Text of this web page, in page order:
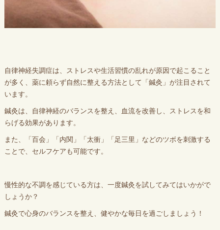
自律神経失調症は、ストレスや生活習慣の乱れが原因で起こること
が多く、薬に頼らず自然に整える方法として「鍼灸」が注目されて
います。
鍼灸は、自律神経のバランスを整え、血流を改善し、ストレスを和
らげる効果があります。
また、「百会」「内関」「太衝」「足三里」などのツボを刺激する
ことで、セルフケアも可能です。
慢性的な不調を感じている方は、一度鍼灸を試してみてはいかがで
しょうか？
鍼灸で心身のバランスを整え、健やかな毎日を過ごしましょう！